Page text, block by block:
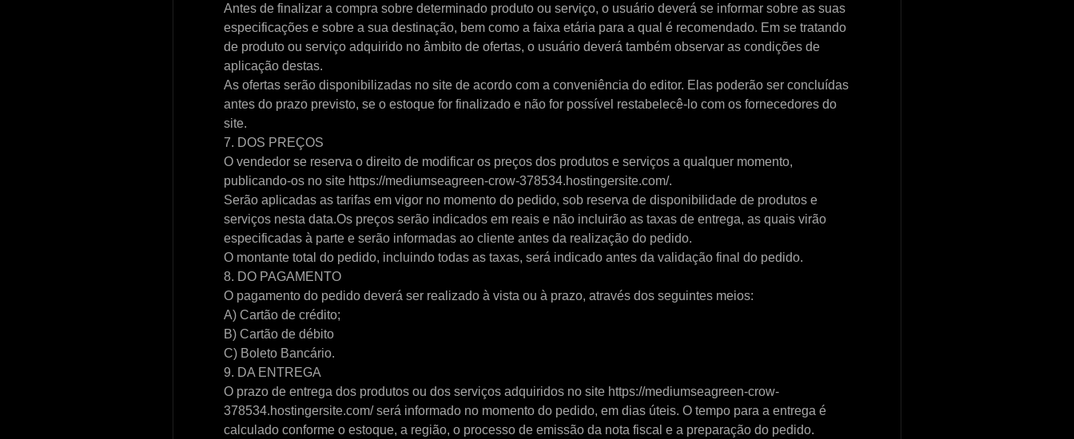
Antes de finalizar a compra sobre determinado produto ou serviço, o usuário deverá se informar sobre as suas
especificações e sobre a sua destinação, bem como a faixa etária para a qual é recomendado. Em se tratando
de produto ou serviço adquirido no âmbito de ofertas, o usuário deverá também observar as condições de
aplicação destas.
As ofertas serão disponibilizadas no site de acordo com a conveniência do editor. Elas poderão ser concluídas
antes do prazo previsto, se o estoque for finalizado e não for possível restabelecê-lo com os fornecedores do
site.
7. DOS PREÇOS
O vendedor se reserva o direito de modificar os preços dos produtos e serviços a qualquer momento,
publicando-os no site https://mediumseagreen-crow-378534.hostingersite.com/.
Serão aplicadas as tarifas em vigor no momento do pedido, sob reserva de disponibilidade de produtos e
serviços nesta data.Os preços serão indicados em reais e não incluirão as taxas de entrega, as quais virão
especificadas à parte e serão informadas ao cliente antes da realização do pedido.
O montante total do pedido, incluindo todas as taxas, será indicado antes da validação final do pedido.
8. DO PAGAMENTO
O pagamento do pedido deverá ser realizado à vista ou à prazo, através dos seguintes meios:
A) Cartão de crédito;
B) Cartão de débito
C) Boleto Bancário.
9. DA ENTREGA
O prazo de entrega dos produtos ou dos serviços adquiridos no site https://mediumseagreen-crow-
378534.hostingersite.com/ será informado no momento do pedido, em dias úteis. O tempo para a entrega é
calculado conforme o estoque, a região, o processo de emissão da nota fiscal e a preparação do pedido.